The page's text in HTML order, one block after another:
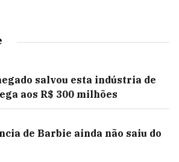
salvou esta indústria de
aos R$ 300 milhões
de Barbie ainda não saiu do